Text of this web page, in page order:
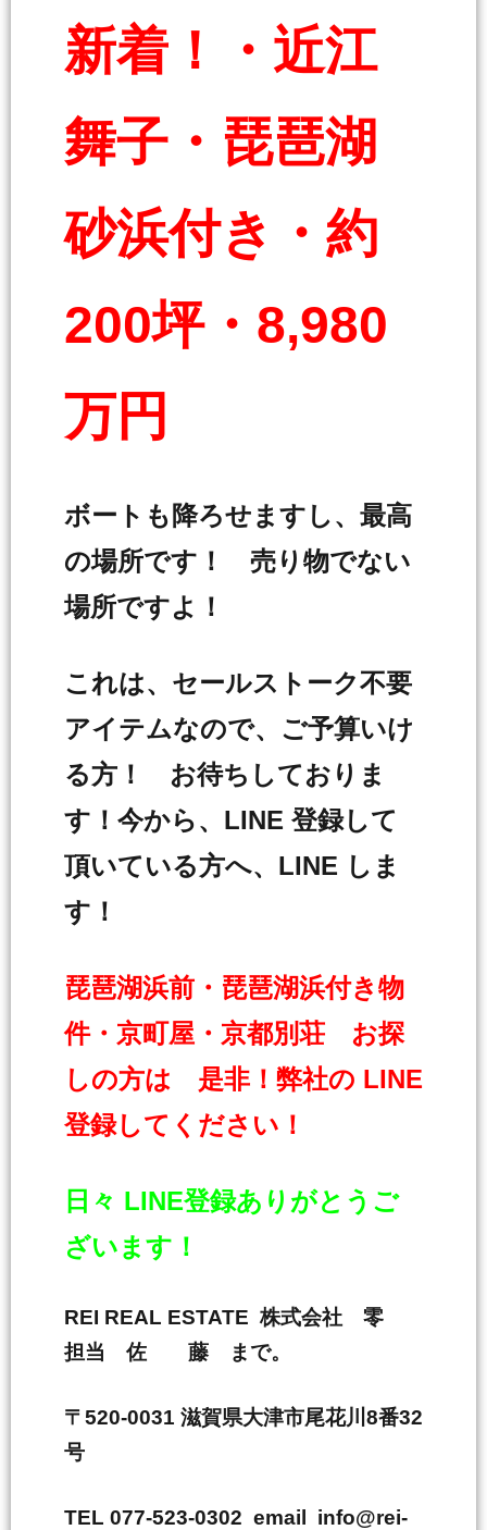
新着！・近江
舞子・琵琶湖
砂浜付き・約
200坪・8,980
万円
ボートも降ろせますし、最高
の場所です！ 売り物でない
場所ですよ！
これは、セールストーク不要
アイテムなので、ご予算いけ
る方！ お待ちしておりま
す！今から、LINE 登録して
頂いている方へ、LINE しま
す！
琵琶湖浜前・琵琶湖浜付き物
件・京町屋・京都別荘 お探
しの方は 是非！弊社の LINE
登録してください！
日々 LINE登録ありがとうご
ざいます！
REI REAL ESTATE 株式会社 零
担当 佐 藤 まで。
〒520-0031 滋賀県大津市尾花川8番32
号
TEL 077-523-0302 email info@rei-